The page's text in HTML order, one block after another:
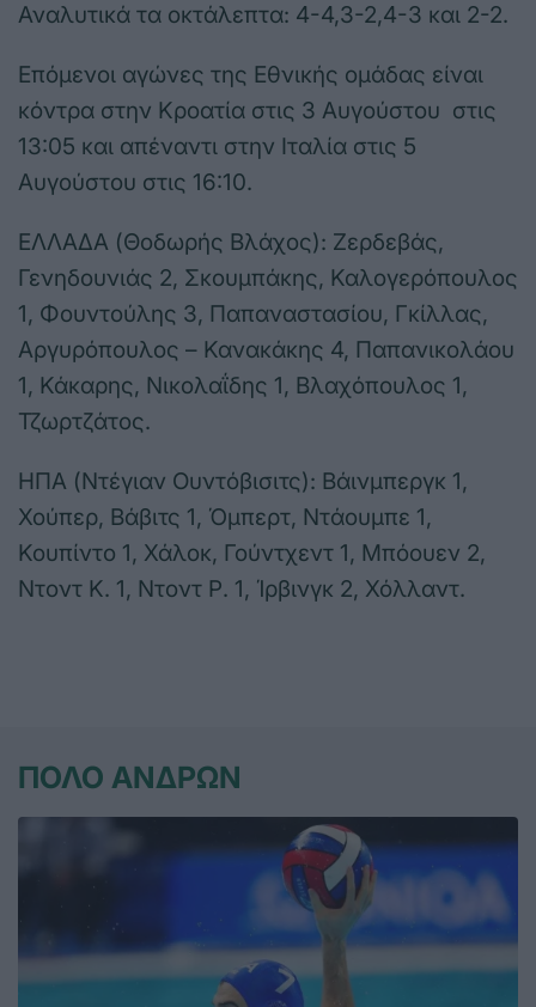
Αναλυτικά τα οκτάλεπτα: 4-4,3-2,4-3 και 2-2.
Επόμενοι αγώνες της Εθνικής ομάδας είναι
κόντρα στην Κροατία στις 3 Αυγούστου στις
13:05 και απέναντι στην Ιταλία στις 5
Αυγούστου στις 16:10.
ΕΛΛΑΔΑ (Θοδωρής Βλάχος): Ζερδεβάς,
Γενηδουνιάς 2, Σκουμπάκης, Καλογερόπουλος
1, Φουντούλης 3, Παπαναστασίου, Γκίλλας,
Αργυρόπουλος – Κανακάκης 4, Παπανικολάου
1, Κάκαρης, Νικολαΐδης 1, Βλαχόπουλος 1,
Τζωρτζάτος.
ΗΠΑ (Ντέγιαν Ουντόβισιτς): Βάινμπεργκ 1,
Χούπερ, Βάβιτς 1, Όμπερτ, Ντάουμπε 1,
Κουπίντο 1, Χάλοκ, Γούντχεντ 1, Μπόουεν 2,
Ντοντ Κ. 1, Ντοντ Ρ. 1, Ίρβινγκ 2, Χόλλαντ.
ΠΟΛΟ ΑΝΔΡΩΝ